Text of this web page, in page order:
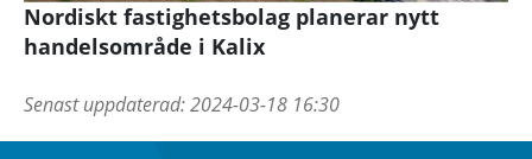
Nordiskt fastighetsbolag planerar nytt
handelsområde i Kalix
Senast uppdaterad:2024-03-18 16:30